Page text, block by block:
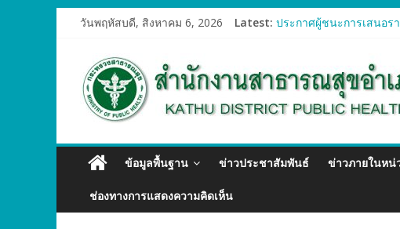
วันพฤหัสบดี, สิงหาคม 6, 2026 Latest: ประกาศผู้ชนะการเสนอร
ประกาศผู้ชนะการเสนอร
ประกาศผู้ชนะการเสนอร
ข้อมูลพื้นฐาน ข่าวประชาสัมพันธ์ ข่าวภายในหน่
ช่องทางการแสดงความคิดเห็น